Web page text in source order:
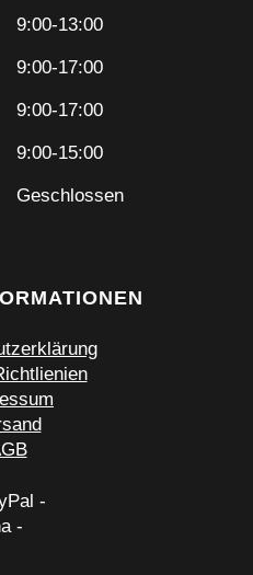
9:00-13:00
9:00-17:00
9:00-17:00
9:00-15:00
Geschlossen